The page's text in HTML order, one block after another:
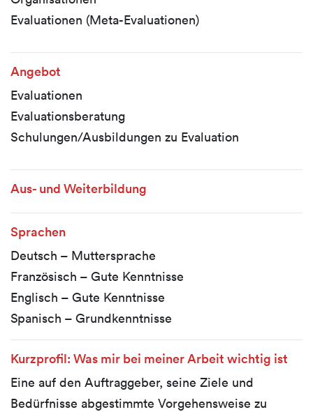
Evaluationen (Meta-Evaluationen)
Angebot
Evaluationen
Evaluationsberatung
Schulungen/Ausbildungen zu Evaluation
Aus- und Weiterbildung
Sprachen
Deutsch – Muttersprache
Französisch – Gute Kenntnisse
Englisch – Gute Kenntnisse
Spanisch – Grundkenntnisse
Kurzprofil: Was mir bei meiner Arbeit wichtig ist
Eine auf den Auftraggeber, seine Ziele und
Bedürfnisse abgestimmte Vorgehensweise zu